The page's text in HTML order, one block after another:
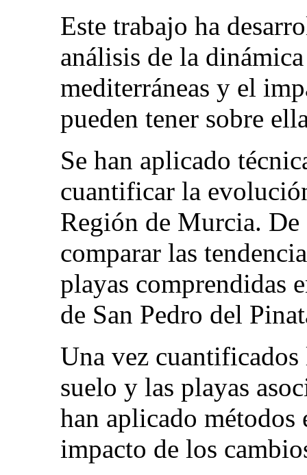
Este trabajo ha
análisis de la
mediterráneas y el
pueden tener sobre
Se han aplicado
cuantificar la
Región de Murcia. De
comparar las
playas comprendidas
de San Pedro del
Una vez
suelo y las playas
han aplicado métodos
impacto de los